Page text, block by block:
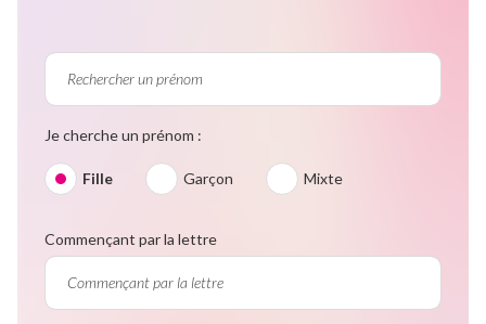
Je cherche un prénom :
Fille Garçon Mixte
Commençant par la lettre